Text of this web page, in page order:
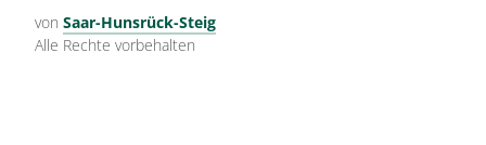
von Saar-Hunsrück-Steig
Alle Rechte vorbehalten